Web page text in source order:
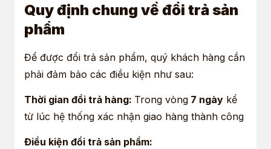
Quy định chung về đổi trả sản
phẩm
Để được đổi trả sản phẩm, quý khách hàng cần
phải đảm bảo các điều kiện như sau:
Thời gian đổi trả hàng: Trong vòng 7 ngày kể
từ lúc hệ thống xác nhận giao hàng thành công
Điều kiện đổi trả sản phẩm: